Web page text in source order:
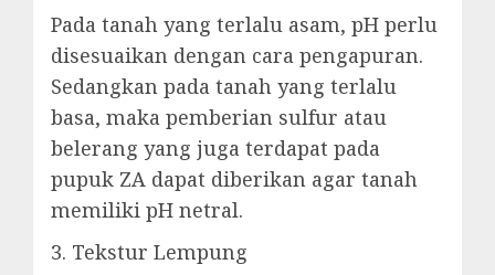
Pada tanah yang terlalu asam, pH perlu
disesuaikan dengan cara pengapuran.
Sedangkan pada tanah yang terlalu
basa, maka pemberian sulfur atau
belerang yang juga terdapat pada
pupuk ZA dapat diberikan agar tanah
memiliki pH netral.
3. Tekstur Lempung